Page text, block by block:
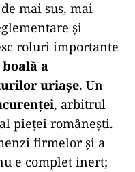
mai sus, mai
și
roluri importante
boală a
uriașe. Un
, arbitrul
pieței românești.
firmelor și a
e complet inert;